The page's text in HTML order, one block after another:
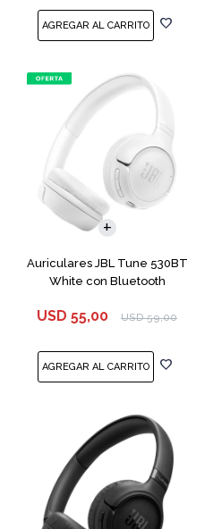
Auriculares JBL Tune 530BT
White con Bluetooth
USD 55,00 USD 59,00